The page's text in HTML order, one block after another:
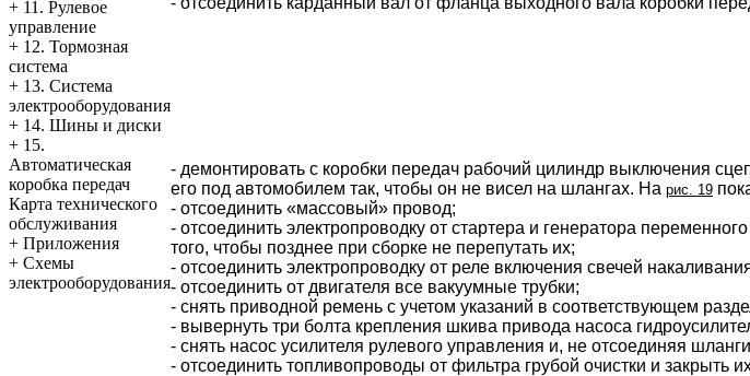
+ 11. Рулевое
управление
+ 12. Тормозная
система
+ 13. Система
электрооборудования
+ 14. Шины и диски
+ 15.
Автоматическая
коробка передач
Карта технического
обслуживания
+ Приложения
+ Схемы
электрооборудования
- демонтировать с коробки передач рабочий цилиндр выключения
его под автомобилем так, чтобы он не висел на шлангах. На рис. 19
- отсоединить «массовый» провод;
- отсоединить электропроводку от стартера и генератора
того, чтобы позднее при сборке не перепутать их;
- отсоединить электропроводку от реле включения свечей
- отсоединить от двигателя все вакуумные трубки;
- снять приводной ремень с учетом указаний в соответствующем
- вывернуть три болта крепления шкива привода насоса
- снять насос усилителя рулевого управления и, не отсоединяя
- отсоединить топливопроводы от фильтра грубой очистки и закрыть